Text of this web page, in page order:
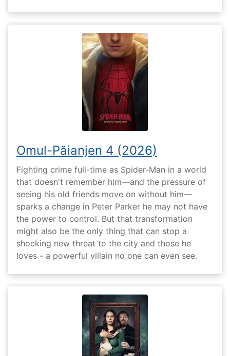
Omul-Păianjen 4 (2026)
Fighting crime full-time as Spider-Man in a world
that doesn't remember him—and the pressure of
seeing his old friends move on without him—
sparks a change in Peter Parker he may not have
the power to control. But that transformation
might also be the only thing that can stop a
shocking new threat to the city and those he
loves - a powerful villain no one can even see.